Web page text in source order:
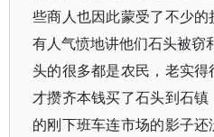
些商人也因此蒙受了不少
有人气愤地讲他们石头被窃
头的很多都是农民，老实
才攒齐本钱买了石头到石
的刚下班车连市场的影子还